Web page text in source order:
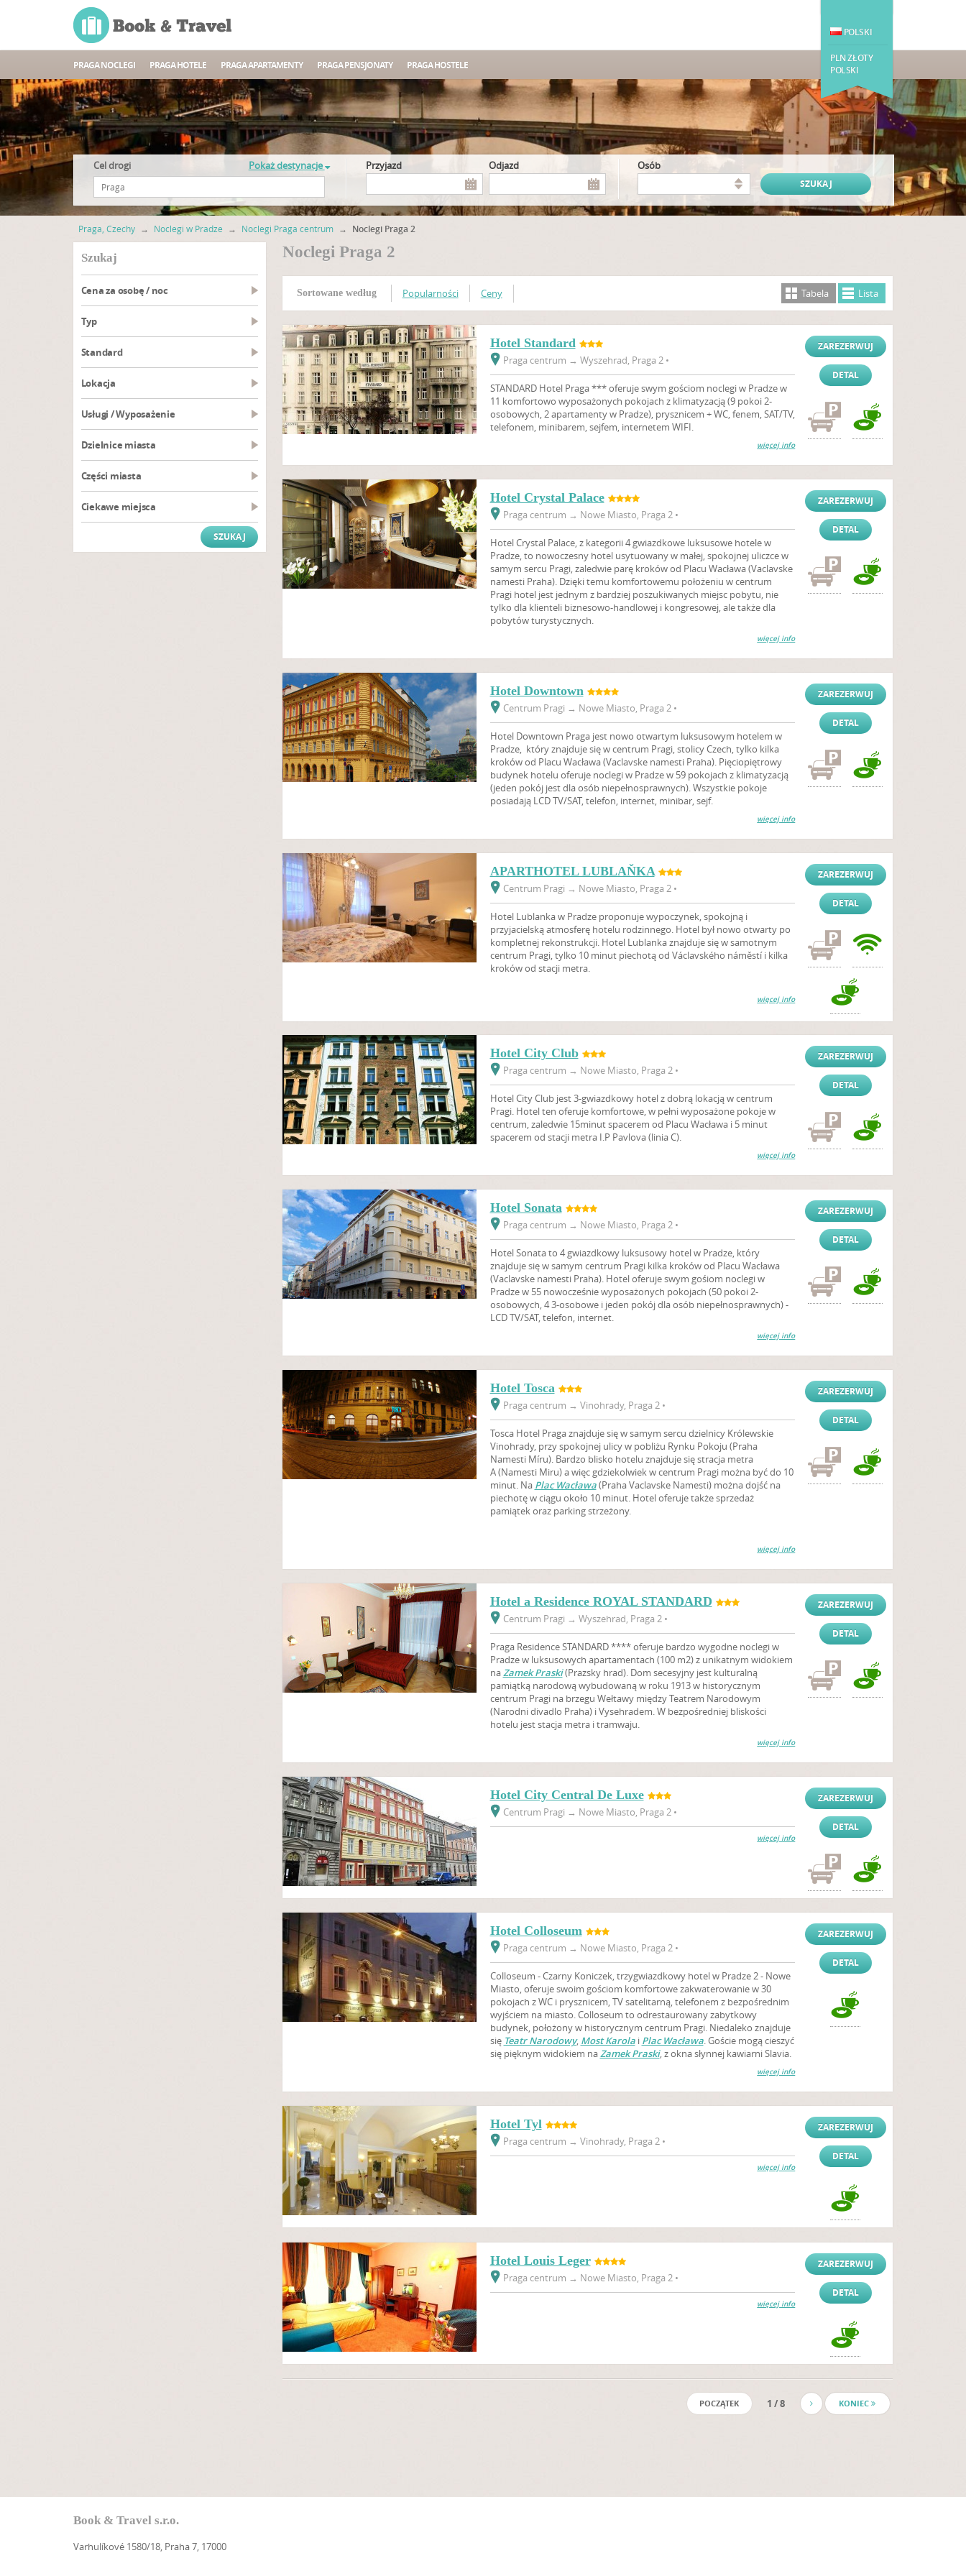
POLSKI
PLN ZŁOTY
POLSKI
PRAGA NOCLEGI PRAGA HOTELE PRAGA APARTAMENTY PRAGA PENSJONATY PRAGA HOSTELE
Cel drogi Pokaż destynacje Przyjazd Odjazd osób
Praga, Czechy → Noclegi w Pradze → Noclegi Praga centrum → Noclegi Praga 2
szukaj
Cena za osobę / noc
Typ
Standard
Lokacja
Usługi / Wyposażenie
Dzielnice miasta
Części miasta
Ciekawe miejsca
Noclegi Praga 2
Sortowane według Popularności Ceny Tabela Lista
Hotel Standard
Praga centrum → Wyszehrad, Praga 2 •
STANDARD Hotel Praga *** oferuje swym gościom noclegi w Pradze w
11 komfortowo wyposażonych pokojach z klimatyzacją (9 pokoi 2-
osobowych, 2 apartamenty w Pradze), prysznicem + WC, fenem, SAT/TV,
telefonem, minibarem, sejfem, internetem WIFI.
więcej info
ZAREZERWUJ
DETAL
Hotel Crystal Palace
Praga centrum → Nowe Miasto, Praga 2 •
Hotel Crystal Palace, z kategorii 4 gwiazdkowe luksusowe hotele w
Pradze, to nowoczesny hotel usytuowany w małej, spokojnej uliczce w
samym sercu Pragi, zaledwie parę kroków od Placu Wacława (Vaclavske
namesti Praha). Dzięki temu komfortowemu położeniu w centrum
Pragi hotel jest jednym z bardziej poszukiwanych miejsc pobytu, nie
tylko dla klienteli biznesowo-handlowej i kongresowej, ale także dla
pobytów turystycznych.
więcej info
ZAREZERWUJ
DETAL
Hotel Downtown
Centrum Pragi → Nowe Miasto, Praga 2 •
Hotel Downtown Praga jest nowo otwartym luksusowym hotelem w
Pradze, który znajduje się w centrum Pragi, stolicy Czech, tylko kilka
kroków od Placu Wacława (Vaclavske namesti Praha). Pięciopiętrowy
budynek hotelu oferuje noclegi w Pradze w 59 pokojach z klimatyzacją
(jeden pokój jest dla osób niepełnosprawnych). Wszystkie pokoje
posiadają LCD TV/SAT, telefon, internet, minibar, sejf.
więcej info
ZAREZERWUJ
DETAL
APARTHOTEL LUBLAŇKA
Centrum Pragi → Nowe Miasto, Praga 2 •
Hotel Lublanka w Pradze proponuje wypoczynek, spokojną i
przyjacielską atmosferę hotelu rodzinnego. Hotel był nowo otwarty po
kompletnej rekonstrukcji. Hotel Lublanka znajduje się w samotnym
centrum Pragi, tylko 10 minut piechotą od Václavského náměstí i kilka
kroków od stacji metra.
więcej info
ZAREZERWUJ
DETAL
Hotel City Club
Praga centrum → Nowe Miasto, Praga 2 •
Hotel City Club jest 3-gwiazdkowy hotel z dobrą lokacją w centrum
Pragi. Hotel ten oferuje komfortowe, w pełni wyposażone pokoje w
centrum, zaledwie 15minut spacerem od Placu Wacława i 5 minut
spacerem od stacji metra I.P Pavlova (linia C).
więcej info
ZAREZERWUJ
DETAL
Hotel Sonata
Praga centrum → Nowe Miasto, Praga 2 •
Hotel Sonata to 4 gwiazdkowy luksusowy hotel w Pradze, który
znajduje się w samym centrum Pragi kilka kroków od Placu Wacława
(Vaclavske namesti Praha). Hotel oferuje swym gośiom noclegi w
Pradze w 55 nowocześnie wyposażonych pokojach (50 pokoi 2-
osobowych, 4 3-osobowe i jeden pokój dla osób niepełnosprawnych) -
LCD TV/SAT, telefon, internet.
więcej info
ZAREZERWUJ
DETAL
Hotel Tosca
Praga centrum → Vinohrady, Praga 2 •
Tosca Hotel Praga znajduje się w samym sercu dzielnicy Królewskie
Vinohrady, przy spokojnej ulicy w pobliżu Rynku Pokoju (Praha
Namesti Míru). Bardzo blisko hotelu znajduje się stracja metra
A (Namesti Miru) a więc gdziekolwiek w centrum Pragi można być do 10
minut. Na Plac Wacława(Praha Vaclavske Namesti) można dojść na
piechotę w ciągu około 10 minut. Hotel oferuje także sprzedaż
pamiątek oraz parking strzeżony.
więcej info
ZAREZERWUJ
DETAL
Hotel a Residence ROYAL STANDARD
Centrum Pragi → Wyszehrad, Praga 2 •
Praga Residence STANDARD **** oferuje bardzo wygodne noclegi w
Pradze w luksusowych apartamentach (100 m2) z unikatnym widokiem
naZamek Praski(Prazsky hrad). Dom secesyjny jest kulturalną
pamiątką narodową wybudowaną w roku 1913 w historycznym
centrum Pragi na brzegu Wełtawy między Teatrem Narodowym
(Narodni divadlo Praha) i Vysehradem. W bezpośredniej bliskości
hotelu jest stacja metra i tramwaju.
więcej info
ZAREZERWUJ
DETAL
Hotel City Central De Luxe
Centrum Pragi → Nowe Miasto, Praga 2 •
więcej info
ZAREZERWUJ
DETAL
Hotel Colloseum
Praga centrum → Nowe Miasto, Praga 2 •
Colloseum - Czarny Koniczek, trzygwiazdkowy hotel w Pradze 2 - Nowe
Miasto, oferuje swoim gościom komfortowe zakwaterowanie w 30
pokojach z WC i prysznicem, TV satelitarną, telefonem z bezpośrednim
wyjściem na miasto. Colloseum to odrestaurowany zabytkowy
budynek, położony w historycznym centrum Pragi. Niedaleko znajduje
się Teatr Narodowy, Most Karolai Plac Wacława. Goście mogą cieszyć
się pięknym widokiem naZamek Praski, z okna słynnej kawiarni Slavia.
więcej info
ZAREZERWUJ
DETAL
Hotel Tyl
Praga centrum → Vinohrady, Praga 2 •
więcej info
ZAREZERWUJ
DETAL
Hotel Louis Leger
Praga centrum → Nowe Miasto, Praga 2 •
więcej info
ZAREZERWUJ
DETAL
POCZĄTEK 1 / 8 KONIEC
Book & Travel s.r.o.
Varhulíkové 1580/18, Praha 7, 17000